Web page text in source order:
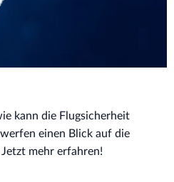
kann die Flugsicherheit
einen Blick auf die
mehr erfahren!